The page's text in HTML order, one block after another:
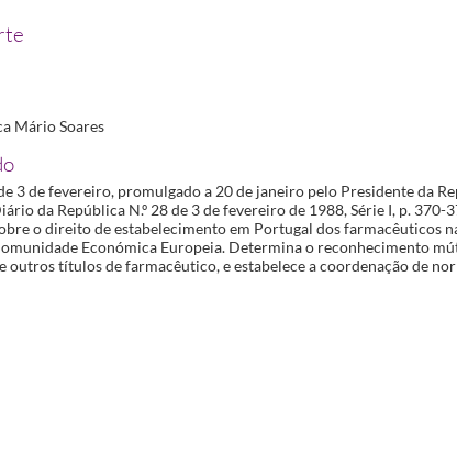
soluções endovenosas de grande volume
no mercado de medicamentos de alta tecnologia
no mercado e distribuição de medicamentos genéricos
dos farmacêuticos
técnica
Mário Soares
3 de fevereiro, promulgado a 20 de janeiro pelo Presidente da
da República N.º 28 de 3 de fevereiro de 1988, Série I, p. 370-
o direito de estabelecimento em Portugal dos farmacêuticos
Económica Europeia. Determina o reconhecimento
outros títulos de farmacêutico, e estabelece a coordenação de